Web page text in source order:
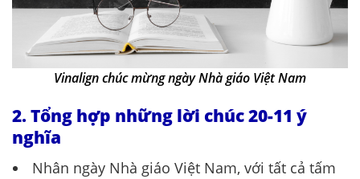
Vinalign chúc mừng ngày Nhà giáo Việt Nam
2. Tổng hợp những lời chúc 20-11 ý
nghĩa
Nhân ngày Nhà giáo Việt Nam, với tất cả tấm